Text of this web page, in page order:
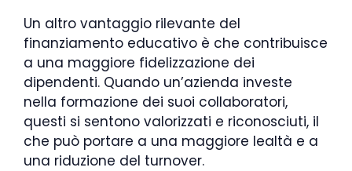
Un altro vantaggio rilevante del
finanziamento educativo è che contribuisce
a una maggiore fidelizzazione dei
dipendenti. Quando un’azienda investe
nella formazione dei suoi collaboratori,
questi si sentono valorizzati e riconosciuti, il
che può portare a una maggiore lealtà e a
una riduzione del turnover.